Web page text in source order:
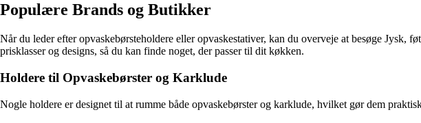
Populære Brands og Butikker
Når du leder efter opvaskebørsteholdere eller opvaskestativer, kan du overveje at besøge
prisklasser og designs, så du kan finde noget, der passer til dit køkken.
Holdere til Opvaskebørster og Karklude
Nogle holdere er designet til at rumme både opvaskebørster og karklude, hvilket gør dem